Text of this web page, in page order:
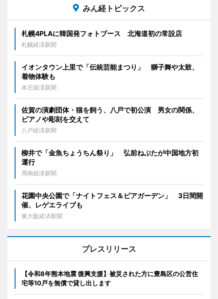
みん経トピックス
札幌4PLAに韓国発フォトブース 北海道初の常設店
札幌経済新聞
イオンタウン上里で「伝統芸能まつり」 獅子舞や太鼓、
着物体験も
本庄経済新聞
佐賀の演劇団体・猫を飼う、八戸で初公演 男女の関係、
ピアノや彫刻を交えて
八戸経済新聞
柳井で「金魚ちょうちん祭り」 弘前ねぷたが中国地方初
運行
周南経済新聞
花園中央公園で「ナイトフェス＆ビアガーデン」 3日間開
催、レゲエライブも
東大阪経済新聞
プレスリリース
【令和8年熊本地震 復興支援】被災された方に豊島区の公営住
宅等10戸を無償で貸し出します